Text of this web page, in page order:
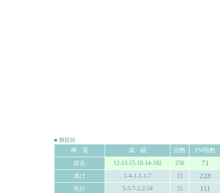
■ 脚質別
脚 質 成 績 回数
PW指数
総合
12-13-15-10-14-192 256 71
逃げ 1-4-1-1-1-7 15 228
先行 5-5-7-2-2-34 55 111